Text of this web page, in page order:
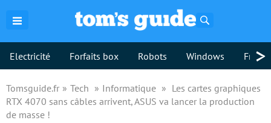
Electricité Forfaits box Robots Windows >
Tomsguide.fr Tech Informatique
Les cartes graphiques
RTX 4070 sans câbles arrivent, ASUS va lancer la production
de masse !